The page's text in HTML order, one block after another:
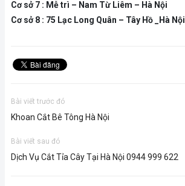
Cơ sở 7 : Mễ trì – Nam Từ Liêm – Hà Nội
Cơ sở 8 : 75 Lạc Long Quân – Tây Hồ _Hà Nội
Bài viết trước đó
Khoan Cắt Bê Tông Hà Nội
Bài viết sau đó
Dịch Vụ Cắt Tỉa Cây Tại Hà Nội 0944 999 622